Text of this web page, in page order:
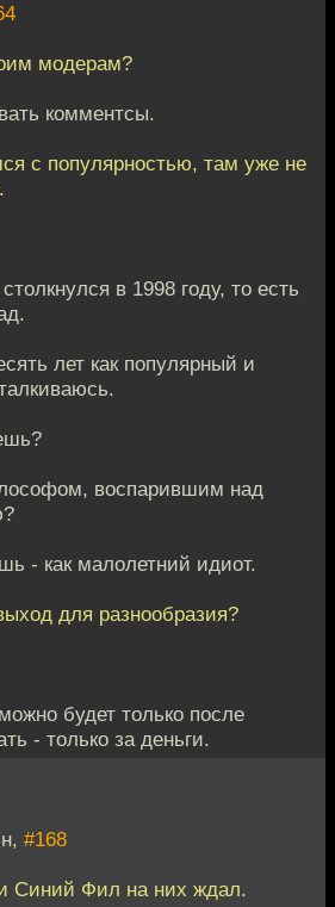
модерам?
комментсы.
с популярностью, там уже не
в 1998 году, то есть
лет как популярный и
воспарившим над
- как малолетний идиот.
для разнообразия?
будет только после
- только за деньги.
#168
Синий Фил на них ждал.